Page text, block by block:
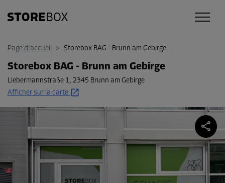
Page d'accueil > Storebox BAG - Brunn am Gebirge
Storebox BAG - Brunn am Gebirge
Liebermannstraße 1, 2345 Brunn am Gebirge
Afficher sur la carte